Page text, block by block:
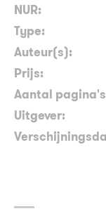
NUR:
Type:
Auteur(s):
Prijs:
Aantal
Uitgever: